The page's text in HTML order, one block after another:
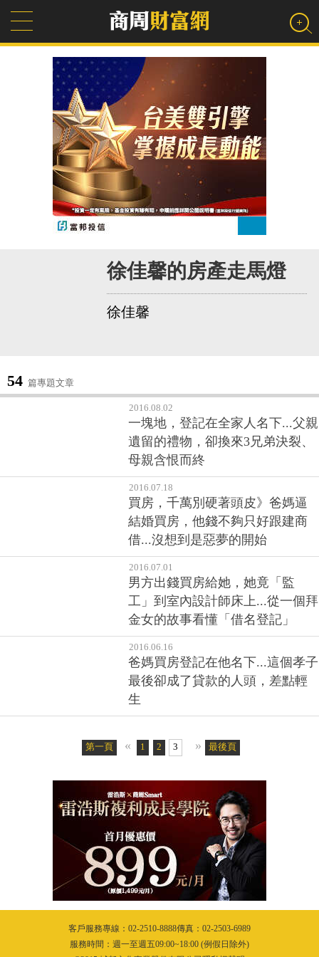
徐佳馨的房產走馬燈
徐佳馨
54 篇專題文章
2016.08.02
一塊地，登記在全家人名下...父親
遺留的禮物，卻換來3兄弟決裂、
母親含恨而終
2016.07.18
買房，千萬別硬著頭皮》爸媽逼
結婚買房，他錢不夠只好跟建商
借...沒想到是惡夢的開始
2016.07.01
男方出錢買房給她，她竟「監
工」到室內設計師床上...從一個拜
金女的故事看懂「借名登記」
2016.06.16
爸媽買房登記在他名下...這個孝子
最後卻成了貸款的人頭，差點輕
生
第一頁 « 1 2 3 » 最後頁
客戶服務專線：02-2510-8888傳真：02-2503-6989
服務時間：週一至週五09:00~18:00 (例假日除外)